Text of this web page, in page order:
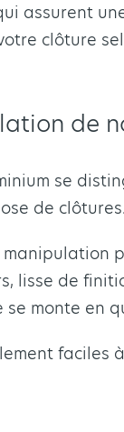
assurent
clôture
de
se
de clôtures.
lisse de
se monte en
faciles